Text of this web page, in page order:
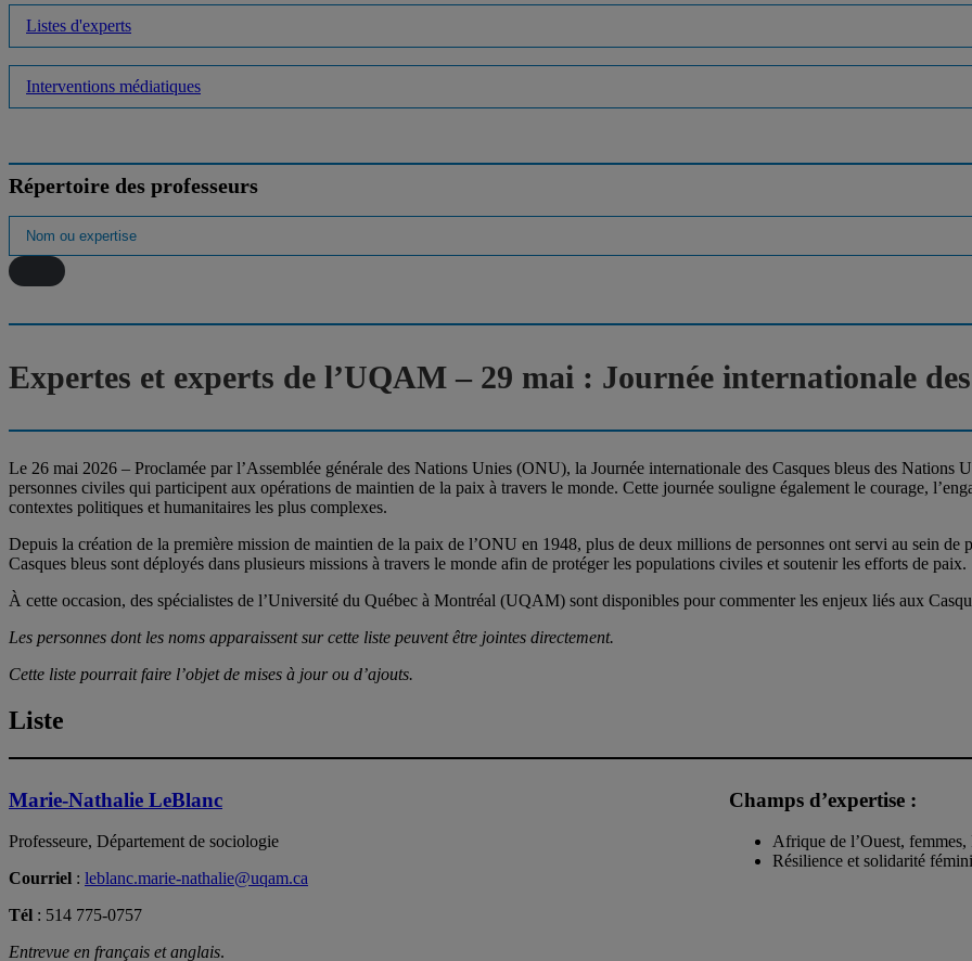
Listes d'experts
Interventions médiatiques
Répertoire des professeurs
Expertes et experts de l’UQAM – 29 mai : Journée internationale
Le 26 mai 2026 – Proclamée par l’Assemblée générale des Nations Unies (ONU), la Journée internationale des Casques bleus des Nations
personnes civiles qui participent aux opérations de maintien de la paix à travers le monde. Cette journée souligne également le courage,
contextes politiques et humanitaires les plus complexes.
Depuis la création de la première mission de maintien de la paix de l’ONU en 1948, plus de deux millions de personnes ont servi au sein
Casques bleus sont déployés dans plusieurs missions à travers le monde afin de protéger les populations civiles et soutenir les efforts de paix.
À cette occasion, des spécialistes de l’Université du Québec à Montréal (UQAM) sont disponibles pour commenter les enjeux liés aux
Les personnes dont les noms apparaissent sur cette liste peuvent être jointes directement.
Cette liste pourrait faire l’objet de mises à jour ou d’ajouts.
Liste
Marie-Nathalie LeBlanc
Professeure, Département de sociologie
Courriel : leblanc.marie-nathalie@uqam.ca
Tél : 514 775-0757
Entrevue en français et anglais.
Champs d’expertise :
Afrique de l’Ouest, femmes,
Résilience et solidarité